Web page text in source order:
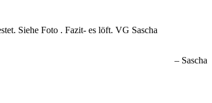
Siehe Foto . Fazit- es löft. VG Sascha
Sascha